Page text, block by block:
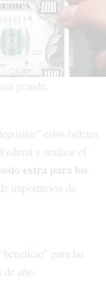
grande.
estos billetes
y realizar el
extra para los
importación de
para las
año.